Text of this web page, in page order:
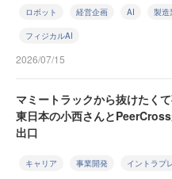
ロボット 経営企画 AI 製造
フィジカルAI
2026/07/15
マミートラックから抜けたく
東日本の小西さんと
出口
キャリア 事業開発 イントラプ